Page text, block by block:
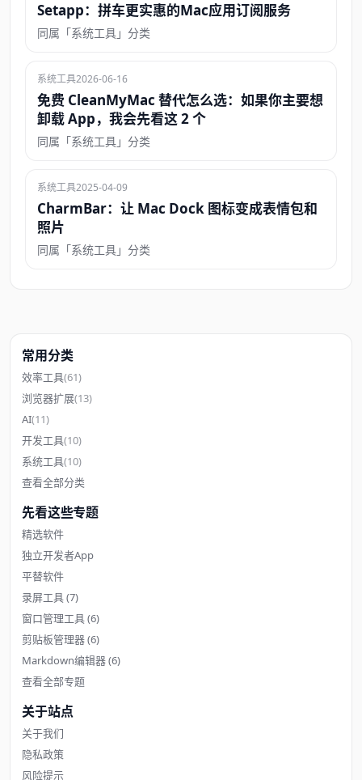
Setapp：拼车更实惠的Mac应用订阅服务
同属「系统工具」分类
系统工具2026-06-16
免费 CleanMyMac 替代怎么选：如果你主要想
卸载 App，我会先看这 2 个
同属「系统工具」分类
系统工具2025-04-09
CharmBar：让 Mac Dock 图标变成表情包和
照片
同属「系统工具」分类
常用分类
效率工具(61)
浏览器扩展(13)
AI(11)
开发工具(10)
系统工具(10)
查看全部分类
先看这些专题
精选软件
独立开发者App
平替软件
录屏工具(7)
窗口管理工具(6)
剪贴板管理器(6)
Markdown编辑器(6)
查看全部专题
关于站点
关于我们
隐私政策
风险提示